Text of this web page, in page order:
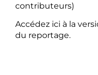
contributeurs)
Accédez ici à la
du reportage.